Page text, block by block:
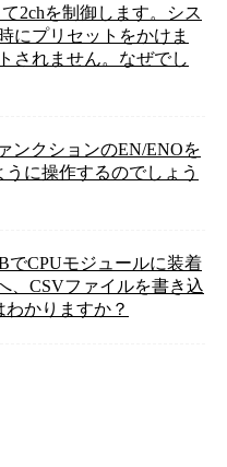
2chを制御します。シス
にプリセットをかけま
されません。なぜでし
ンクションのEN/ENOを
に操作するのでしょう
でCPUモジュールに装着
、CSVファイルを書き込
かりますか？